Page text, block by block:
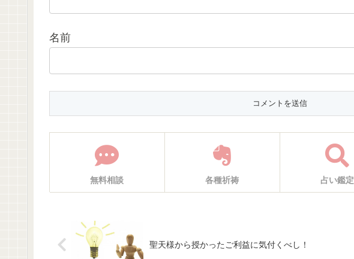
名前
無料相談 各種祈祷 占い鑑定
聖天様から授かったご利益に気付くべし！